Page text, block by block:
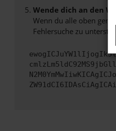
Wende dich an den
Wenn du alle oben
Fehlersuche zu